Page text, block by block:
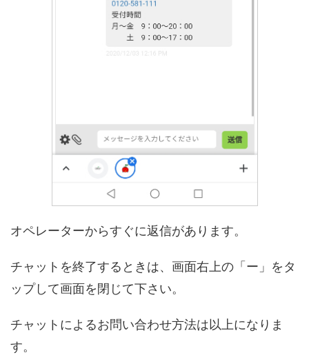
オペレーターからすぐに返信があります。
チャットを終了するときは、画面右上の「ー」をタ
ップして画面を閉じて下さい。
チャットによるお問い合わせ方法は以上になりま
す。